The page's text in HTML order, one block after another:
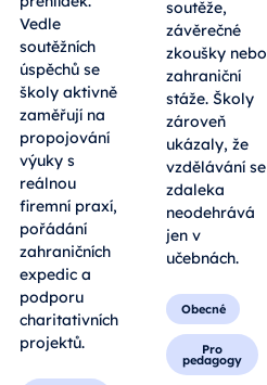
Vedle
soutěžních
úspěchů se
školy aktivně
zaměřují na
propojování
výuky s
reálnou
firemní praxí,
pořádání
zahraničních
expedic a
podporu
charitativních
projektů.
soutěže,
závěrečné
zkoušky nebo
zahraniční
stáže. Školy
zároveň
ukázaly, že
vzdělávání se
zdaleka
neodehrává
jen v
učebnách.
Obecné
Pro
pedagogy